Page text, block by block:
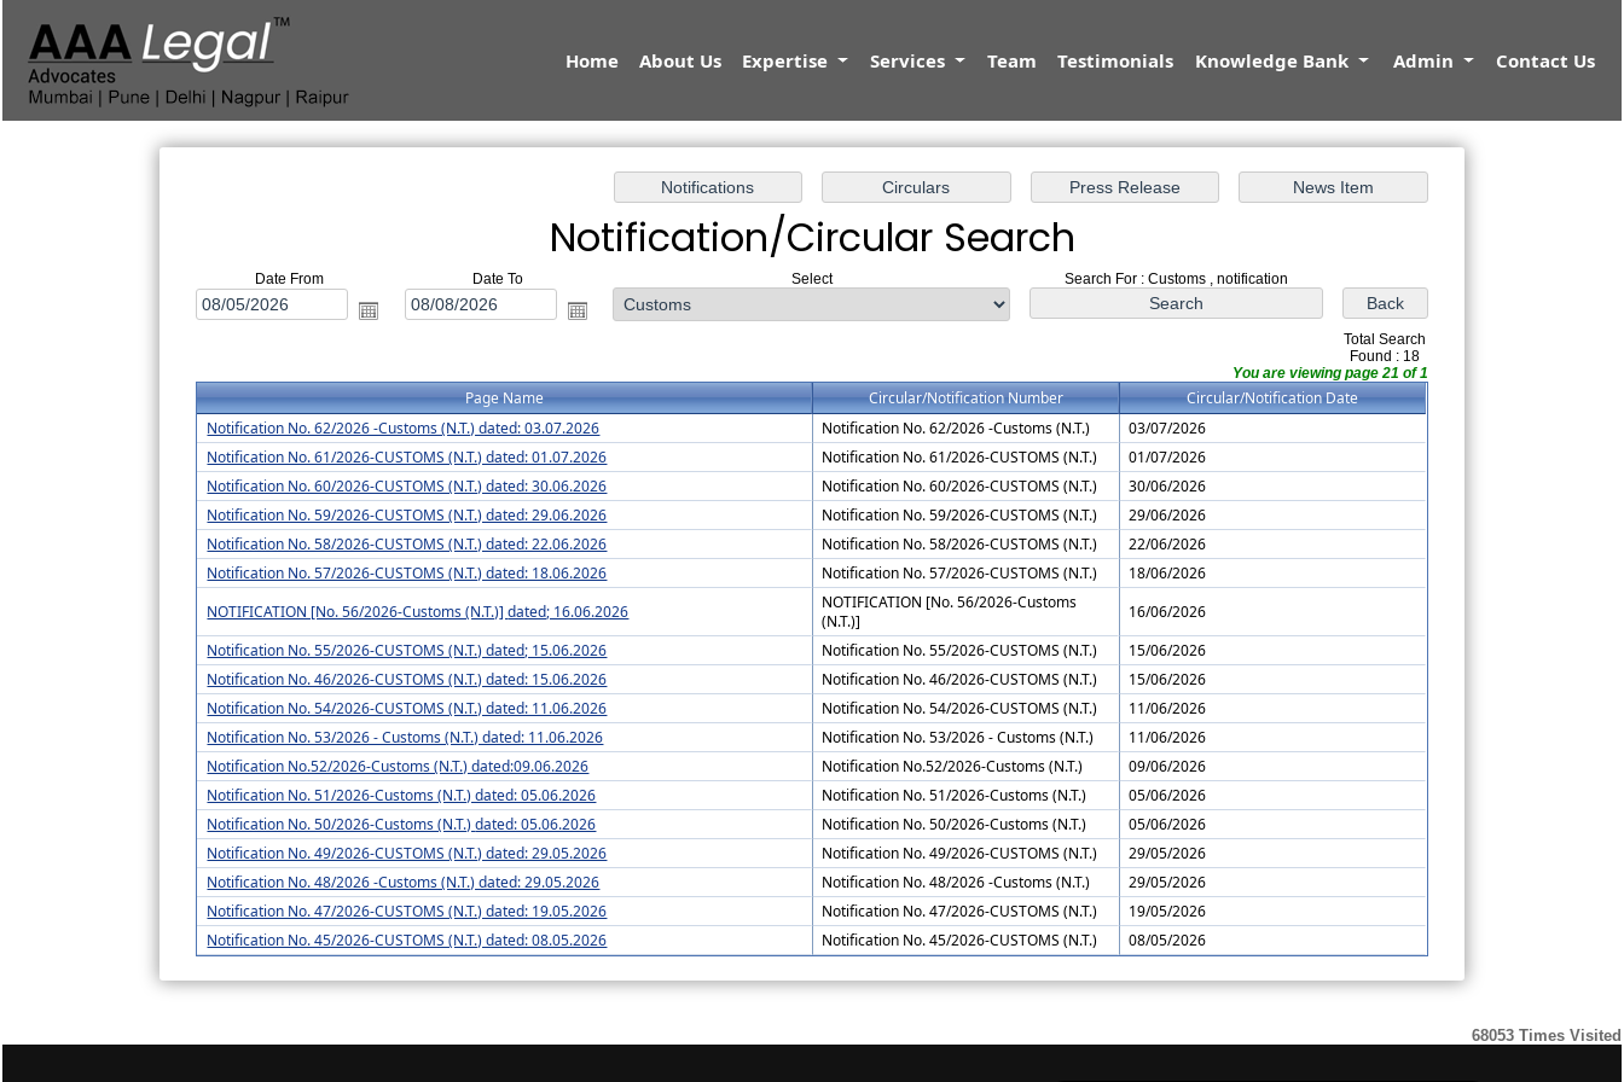
Home About Us Expertise Services Team Testimonials Knowledge Bank Admin Contact Us
Notification/Circular Search
Date From Date To Select Search For : Customs , notification
Total Search
Found : 18
You are viewing page 21 of 1
Page Name Circular/Notification Number
Circular/Notification Date
Notification No. 62/2026 -Customs (N.T.) dated: 03.07.2026
Notification No. 62/2026 -Customs (N.T.)
03/07/2026
Notification No. 61/2026-CUSTOMS (N.T.) dated: 01.07.2026
Notification No. 61/2026-CUSTOMS (N.T.)
01/07/2026
Notification No. 60/2026-CUSTOMS (N.T.) dated: 30.06.2026
Notification No. 60/2026-CUSTOMS (N.T.)
30/06/2026
Notification No. 59/2026-CUSTOMS (N.T.) dated: 29.06.2026
Notification No. 59/2026-CUSTOMS (N.T.)
29/06/2026
Notification No. 58/2026-CUSTOMS (N.T.) dated: 22.06.2026
Notification No. 58/2026-CUSTOMS (N.T.)
22/06/2026
Notification No. 57/2026-CUSTOMS (N.T.) dated: 18.06.2026
Notification No. 57/2026-CUSTOMS (N.T.)
18/06/2026
NOTIFICATION [No. 56/2026-Customs (N.T.)] dated; 16.06.2026
NOTIFICATION [No. 56/2026-Customs
(N.T.)]
16/06/2026
Notification No. 55/2026-CUSTOMS (N.T.) dated; 15.06.2026
Notification No. 55/2026-CUSTOMS (N.T.)
15/06/2026
Notification No. 46/2026-CUSTOMS (N.T.) dated: 15.06.2026
Notification No. 46/2026-CUSTOMS (N.T.)
15/06/2026
Notification No. 54/2026-CUSTOMS (N.T.) dated: 11.06.2026
Notification No. 54/2026-CUSTOMS (N.T.)
11/06/2026
Notification No. 53/2026 - Customs (N.T.) dated: 11.06.2026
Notification No. 53/2026 - Customs (N.T.)
11/06/2026
Notification No.52/2026-Customs (N.T.) dated:09.06.2026
Notification No.52/2026-Customs (N.T.)
09/06/2026
Notification No. 51/2026-Customs (N.T.) dated: 05.06.2026
Notification No. 51/2026-Customs (N.T.)
05/06/2026
Notification No. 50/2026-Customs (N.T.) dated: 05.06.2026
Notification No. 50/2026-Customs (N.T.)
05/06/2026
Notification No. 49/2026-CUSTOMS (N.T.) dated: 29.05.2026
Notification No. 49/2026-CUSTOMS (N.T.)
29/05/2026
Notification No. 48/2026 -Customs (N.T.) dated: 29.05.2026
Notification No. 48/2026 -Customs (N.T.)
29/05/2026
Notification No. 47/2026-CUSTOMS (N.T.) dated: 19.05.2026
Notification No. 47/2026-CUSTOMS (N.T.)
19/05/2026
Notification No. 45/2026-CUSTOMS (N.T.) dated: 08.05.2026
Notification No. 45/2026-CUSTOMS (N.T.) 08/05/2026
68053 Times Visited